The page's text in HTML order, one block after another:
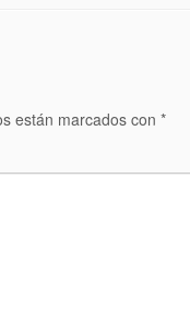
están marcados con *